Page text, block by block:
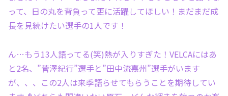
って、日の丸を背負って更に活躍してほしい！まだまだ成
長を見続けたい選手の1人です！
ん…もう13人語ってる(笑)熱が入りすぎた！VELCAにはあ
と2名、”菅澤紀行”選手と”田中流嘉州”選手がいます
が、、、この2人は来季語らせてもらうことを期待してい